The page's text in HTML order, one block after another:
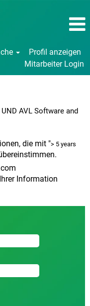
Profil anzeigen
Mitarbeiter Login
AVL Software and
die mit "> 5 years
Information